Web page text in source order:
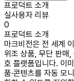
프로덕트 소개
실사용자 리뷰
0
프로덕트 소개
마크비전은 전 세계
위조 상품, 무단 판매,
호 플랫폼입니다. 이
품·콘텐츠를 자동 모